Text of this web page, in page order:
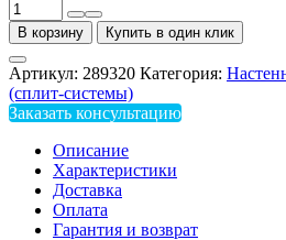
В корзину Купить в один клик
Артикул: 289320 Категория:
(сплит-системы)
Заказать консультацию
Описание
Характеристики
Доставка
Оплата
Гарантия и возврат